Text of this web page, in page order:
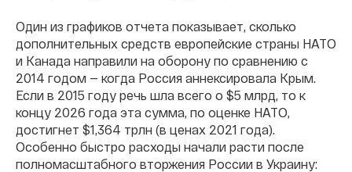
Один из графиков отчета показывает, сколько
дополнительных средств европейские страны НАТО
и Канада направили на оборону по сравнению с
2014 годом — когда Россия аннексировала Крым.
Если в 2015 году речь шла всего о $5 млрд, то к
концу 2026 года эта сумма, по оценке НАТО,
достигнет $1,364 трлн (в ценах 2021 года).
Особенно быстро расходы начали расти после
полномасштабного вторжения России в Украину: